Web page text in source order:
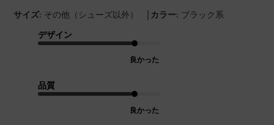
サイズ: その他（シューズ以外） | カラー: ブラック系
デザイン
良かった
品質
良かった